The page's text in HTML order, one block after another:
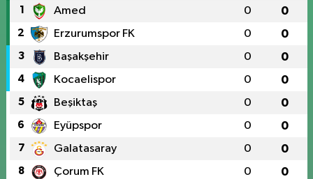
1 Amed 0 0
2 Erzurumspor FK 0 0
3 Başakşehir 0 0
4 Kocaelispor 0 0
5 Beşiktaş 0 0
6 Eyüpspor 0 0
7 Galatasaray 0 0
8 Çorum FK 0 0